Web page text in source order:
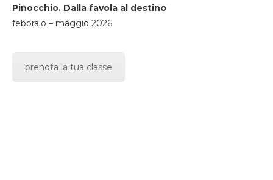
Pinocchio. Dalla favola al destino
febbraio – maggio 2026
prenota la tua classe